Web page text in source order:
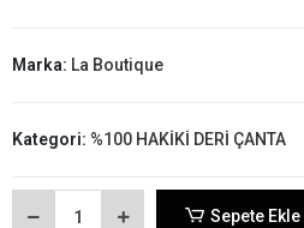
Marka: La Boutique
Kategori: %100 HAKİKİ DERİ ÇANTA
Sepete Ekle